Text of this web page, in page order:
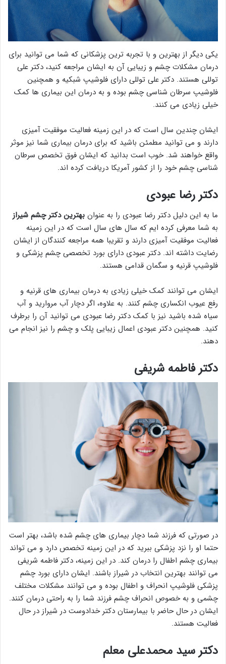
یکی دیگر از بهترین و با تجربه ترین پزشکانی که شما می توانید برای
درمان مشکلات چشم و زیبایی آن به ایشان مراجعه کنید، دکتر علی
توللی هستند. دکتر علی توللی دارای فلوشیپ شبکیه و همچنین
فلوشیپ سرطان شناسی چشم بوده و به درمان این بیماری ها کمک
خیلی زیادی می کنند.
ایشان چندین سال است که در این زمینه فعالیت موفقیت آمیزی
دارند و می توانید مطمئن باشید که برای درمان بیماری شما نیز موثر
واقع خواهند شد. خوب است بدانید که ایشان فوق تخصص سرطان
شناسی چشم خود را از کشور آمریکا دریافت کرده اند.
دکتر رضا عبودی
ما به این دلیل دکتر رضا عبودی را به عنوان بهترین دکتر چشم شیراز
به شما معرفی کرده ایم که سال های سال است که در این زمینه
فعالیت موفقیت آمیزی دارند و تقریبا همه مراجعه کنندگان از ایشان
رضایت داشته اند. دکتر عبودی دارای بورد تخصصی چشم پزشکی و
فلوشیپ قرنیه و سگمان قدامی هستند.
ایشان می توانند کمک خیلی زیادی به درمان بیماری های قرنیه و
رفع عیوب انکساری چشم کنند. به علاوه، اگر دچار آب مروارید و آب
سیاه شده باشید نیز با کمک دکتر رضا عبودی می توانید آن را برطرف
کنید. همچنین دکتر عبودی اعمال زیبایی پلک و چشم را نیز انجام می
دهند.
دکتر فاطمه شریفی
در صورتی که فرزند شما دچار بیماری های چشم شده باشد، بهتر است
حتما او را نزد پزشکی ببرید که در این زمینه تخصص دارد و می تواند
بیماری چشم اطفال را درمان کند. در این زمینه، دکتر فاطمه شریفی
می توانند بهترین انتخاب در شیراز باشند. ایشان دارای بورد چشم
پزشکی فلوشیپ انحراف و اطفال بوده و می توانند مشکلات مختلف
چشمی و به خصوص انحراف چشم فرزند شما را به راحتی درمان کنند.
ایشان در حال حاضر با بیمارستان دکتر خدادوست در شیراز در حال
فعالیت هستند.
دکتر سید محمدعلی معلم